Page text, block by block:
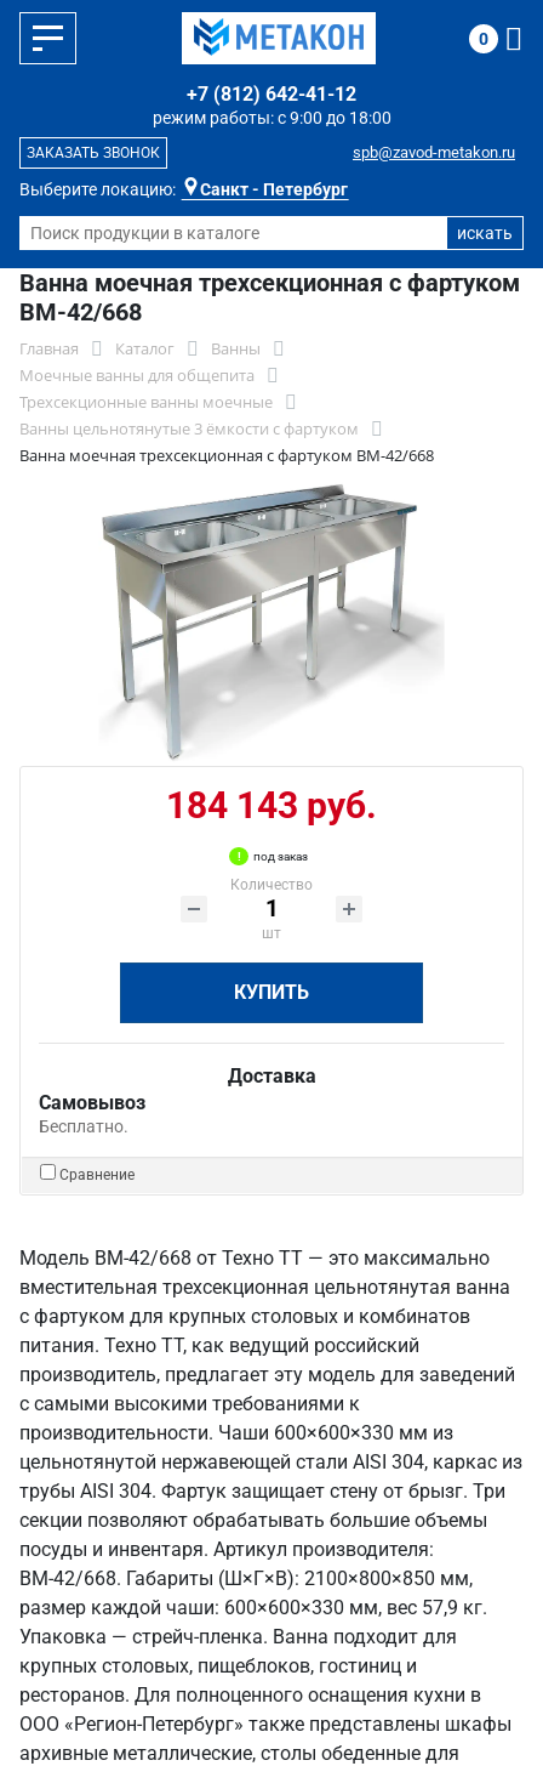
Выберите локацию: Санкт - Петербург
режим работы: с 9:00 до 18:00
+7 (812) 642-41-12
spb@zavod-metakon.ru
ЗАКАЗАТЬ ЗВОНОК
0
Ванна моечная трехсекционная с фартуком
ВМ-42/668
Главная Каталог
Ванны
Моечные ванны для общепита
Трехсекционные ванны моечные
Ванны цельнотянутые 3 ёмкости с фартуком
Ванна моечная трехсекционная с фартуком ВМ-42/668
184 143 руб.
под заказ
Количество
шт
КУПИТЬ
Доставка
Самовывоз
Бесплатно.
Сравнение
Модель ВМ-42/668 от Техно ТТ — это максимально
вместительная трехсекционная цельнотянутая ванна
с фартуком для крупных столовых и комбинатов
питания. Техно ТТ, как ведущий российский
производитель, предлагает эту модель для заведений
с самыми высокими требованиями к
производительности. Чаши 600×600×330 мм из
цельнотянутой нержавеющей стали AISI 304, каркас из
трубы AISI 304. Фартук защищает стену от брызг. Три
секции позволяют обрабатывать большие объемы
посуды и инвентаря. Артикул производителя:
ВМ-42/668. Габариты (Ш×Г×В): 2100×800×850 мм,
размер каждой чаши: 600×600×330 мм, вес 57,9 кг.
Упаковка — стрейч-пленка. Ванна подходит для
крупных столовых, пищеблоков, гостиниц и
ресторанов. Для полноценного оснащения кухни в
ООО «Регион-Петербург» также представлены шкафы
архивные металлические, столы обеденные для